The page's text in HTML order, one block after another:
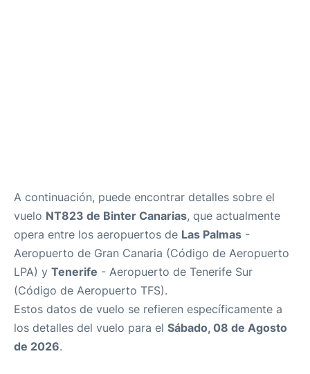
A continuación, puede encontrar detalles sobre el
vuelo NT823 de Binter Canarias, que actualmente
opera entre los aeropuertos de Las Palmas -
Aeropuerto de Gran Canaria (Código de Aeropuerto
LPA) y Tenerife - Aeropuerto de Tenerife Sur
(Código de Aeropuerto TFS).
Estos datos de vuelo se refieren específicamente a
los detalles del vuelo para el Sábado, 08 de Agosto
de 2026.